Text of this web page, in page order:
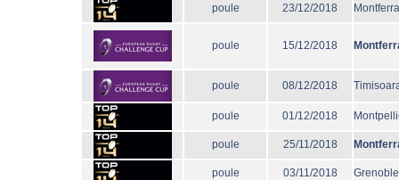
poule 23/12/2018
poule 15/12/2018
poule 08/12/2018
poule 01/12/2018
poule 25/11/2018
poule 03/11/2018 Grenoble